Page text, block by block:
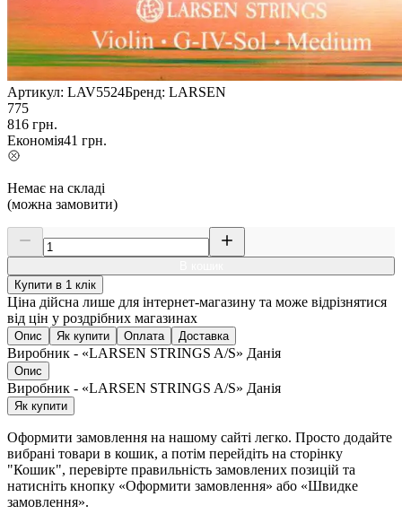
Артикул: LAV5524Бренд: LARSEN
775
816 грн.
Економія41 грн.
Немає на складі
(можна замовити)
Купити в 1 клік
Ціна дійсна лише для інтернет-магазину та може відрізнятися
від цін у роздрібних магазинах
Опис Як купити Оплата Доставка
Виробник - «LARSEN STRINGS A/S» Данія
Опис
Виробник - «LARSEN STRINGS A/S» Данія
Як купити
Оформити замовлення на нашому сайті легко. Просто додайте
вибрані товари в кошик, а потім перейдіть на сторінку
"Кошик", перевірте правильність замовлених позицій та
натисніть кнопку «Оформити замовлення» або «Швидке
замовлення».